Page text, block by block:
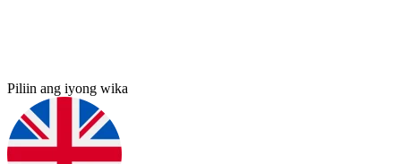
Piliin ang iyong wika